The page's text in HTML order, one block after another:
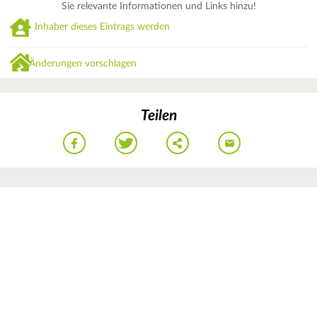
Sie relevante Informationen und Links hinzu!
Inhaber dieses Eintrags werden
Änderungen vorschlagen
Teilen